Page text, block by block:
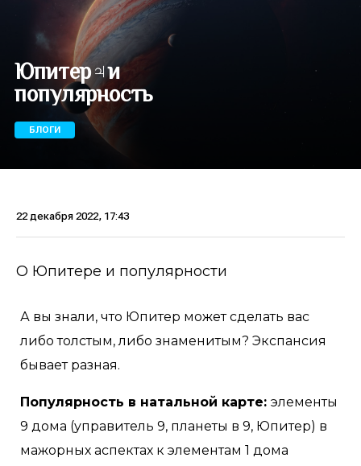
Юпитер♃и
популярность
БЛОГИ
22 декабря 2022, 17:43
О Юпитере и популярности
А вы знали, что Юпитер может сделать вас
либо толстым, либо знаменитым? Экспансия
бывает разная.
Популярность в натальной карте: элементы
9 дома (управитель 9, планеты в 9, Юпитер) в
мажорных аспектах к элементам 1 дома